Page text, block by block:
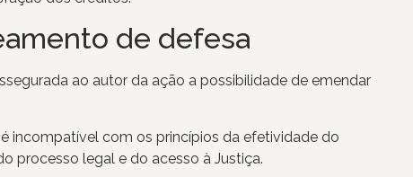
de defesa
ao autor da ação a possibilidade de emendar
incompatível com os princípios da efetividade do
processo legal e do acesso à Justiça.